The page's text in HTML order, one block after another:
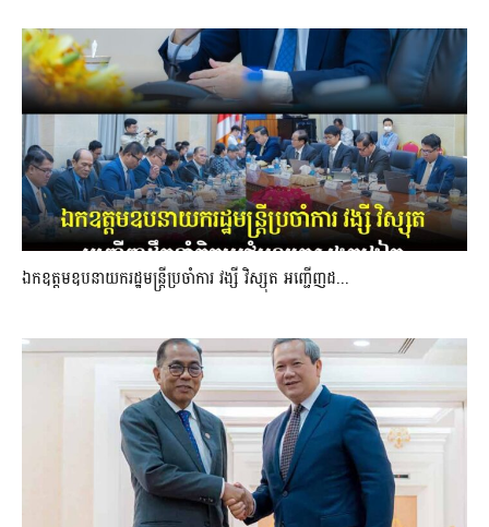
ឯកឧត្តមឧបនាយករដ្ឋមន្រ្តីប្រចាំការ វង្សី វិស្សុត អញ្ជើញដ...